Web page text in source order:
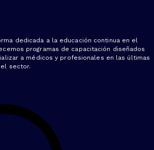
dedicada a la educación continua en el
programas de capacitación diseñados
a médicos y profesionales en las últimas
sector.